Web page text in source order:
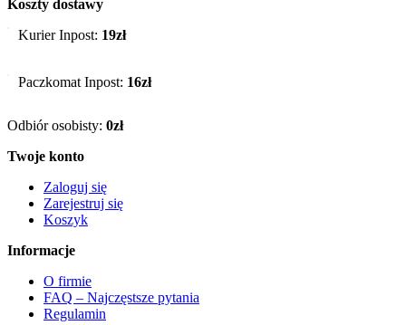
Koszty dostawy
Kurier Inpost: 19zł
Paczkomat Inpost: 16zł
Odbiór osobisty: 0zł
Twoje konto
Zaloguj się
Zarejestruj się
Koszyk
Informacje
O firmie
FAQ – Najczęstsze pytania
Regulamin